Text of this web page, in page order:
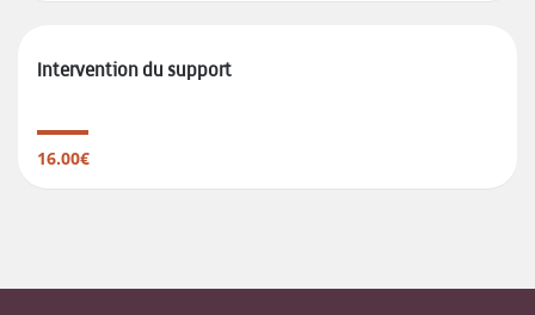
Intervention du support
16.00€